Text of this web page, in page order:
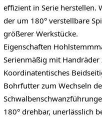
effizient in Serie herstellen.
der um 180° verstellbare
größerer Werkstücke.
Eigenschaften
Serienmäßig mit Handräder
Koordinatentisches
Bohrfutter zum Wechseln
180° drehbar, unerlässlich